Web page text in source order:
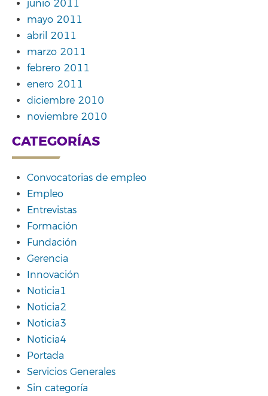
junio 2011
mayo 2011
abril 2011
marzo 2011
febrero 2011
enero 2011
diciembre 2010
noviembre 2010
CATEGORÍAS
Convocatorias de empleo
Empleo
Entrevistas
Formación
Fundación
Gerencia
Innovación
Noticia1
Noticia2
Noticia3
Noticia4
Portada
Servicios Generales
Sin categoría